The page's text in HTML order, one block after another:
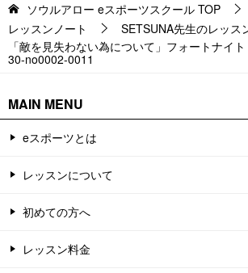
ソウルアロー eスポーツスクール TOP
レッスンノート
SETSUNA先生のレッス
「敵を見失わない為について」フォートナイ
30-no0002-0011
MAIN MENU
eスポーツとは
レッスンについて
初めての方へ
レッスン料金